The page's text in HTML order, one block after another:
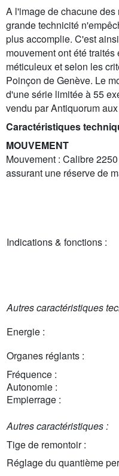
A l'image de chacune
grande technicité
plus accomplie. C'est
mouvement ont été
méticuleux et selon les
Poinçon de Genève. Le
d'une série limitée à 55
vendu par Antiquorum
Caractéristiques
MOUVEMENT
Mouvement : Calibre
assurant une réserve de
Indications & fonctions :
Autres caractéristiques
Energie :
Organes réglants :
Fréquence :
Autonomie :
Empierrage :
Autres caractéristiques :
Tige de remontoir :
Réglage du quantième